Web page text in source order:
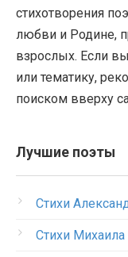
стихотворения
любви и Родине,
взрослых. Если
или тематику,
поиском вверху
Лучшие поэты
Стихи
Стихи